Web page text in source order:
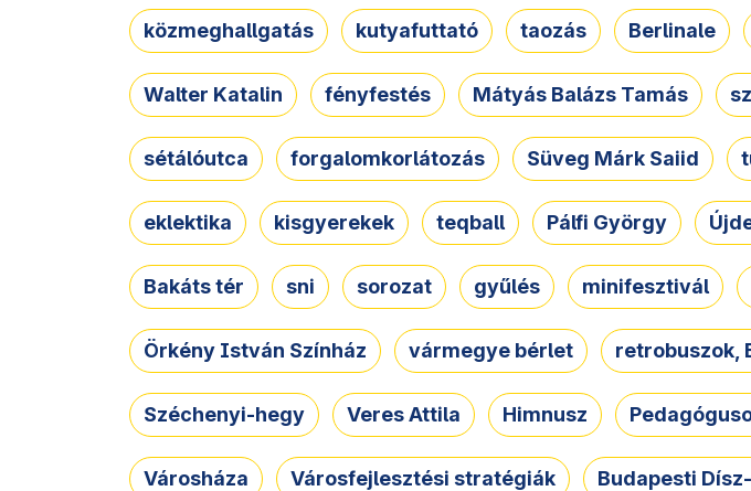
közmeghallgatás kutyafuttató taozás Berlinale
Walter Katalin fényfestés Mátyás Balázs Tamás
sétálóutca forgalomkorlátozás Süveg Márk Saiid
eklektika kisgyerekek teqball Pálfi György
Bakáts tér sni sorozat gyűlés minifesztivál
Örkény István Színház vármegye bérlet retrobuszok,
Széchenyi-hegy Veres Attila Himnusz
Városháza Városfejlesztési stratégiák Budapesti